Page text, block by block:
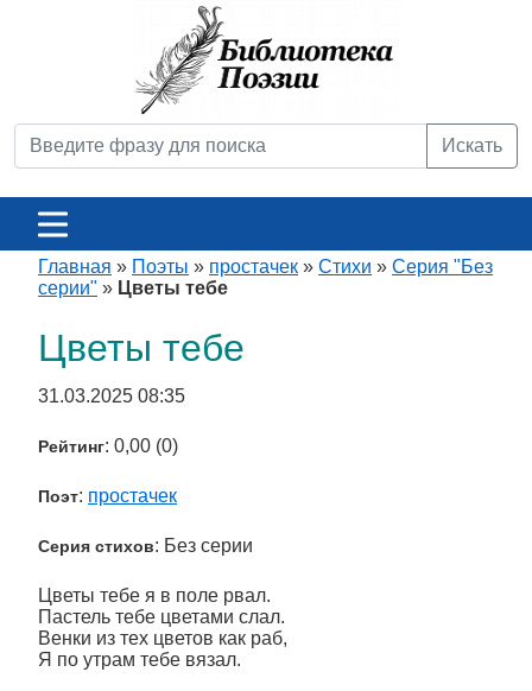
Искать
Главная » Поэты » простачек » Стихи » Серия "Без
серии" » Цветы тебе
Цветы тебе
31.03.2025 08:35
Рейтинг: 0,00 (0)
Поэт: простачек
Серия стихов: Без серии
Цветы тебе я в поле рвал.
Пастель тебе цветами слал.
Венки из тех цветов как раб,
Я по утрам тебе вязал.